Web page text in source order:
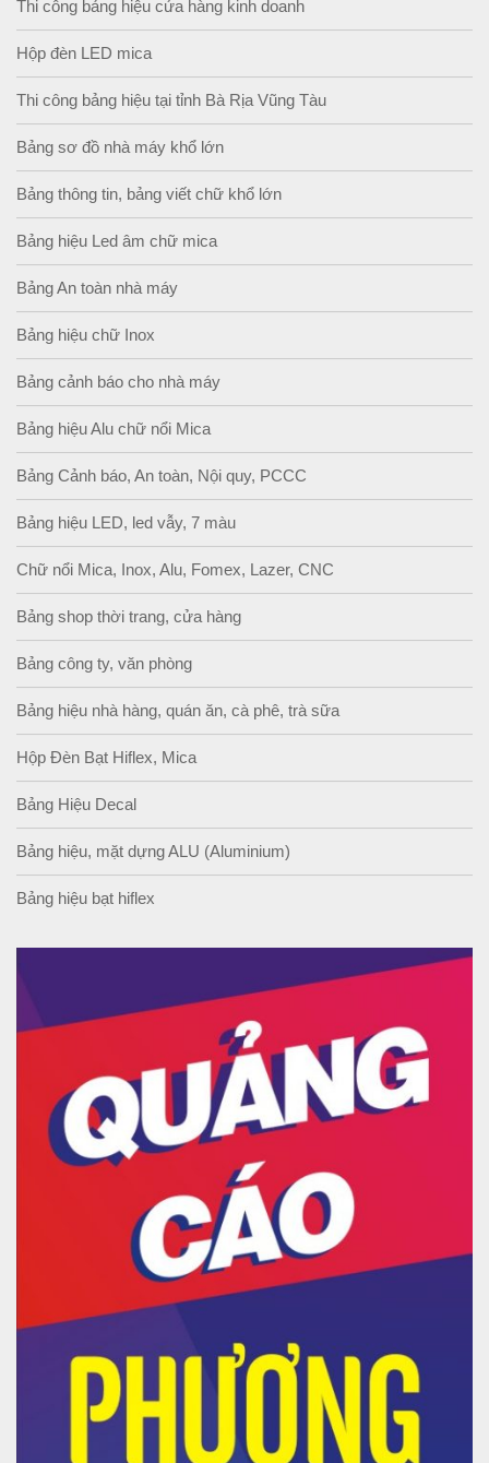
Thi công bảng hiệu cửa hàng kinh doanh
Hộp đèn LED mica
Thi công bảng hiệu tại tỉnh Bà Rịa Vũng Tàu
Bảng sơ đồ nhà máy khổ lớn
Bảng thông tin, bảng viết chữ khổ lớn
Bảng hiệu Led âm chữ mica
Bảng An toàn nhà máy
Bảng hiệu chữ Inox
Bảng cảnh báo cho nhà máy
Bảng hiệu Alu chữ nổi Mica
Bảng Cảnh báo, An toàn, Nội quy, PCCC
Bảng hiệu LED, led vẫy, 7 màu
Chữ nổi Mica, Inox, Alu, Fomex, Lazer, CNC
Bảng shop thời trang, cửa hàng
Bảng công ty, văn phòng
Bảng hiệu nhà hàng, quán ăn, cà phê, trà sữa
Hộp Đèn Bạt Hiflex, Mica
Bảng Hiệu Decal
Bảng hiệu, mặt dựng ALU (Aluminium)
Bảng hiệu bạt hiflex